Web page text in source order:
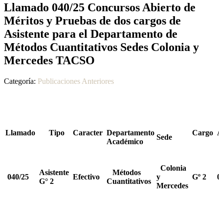
Llamado 040/25 Concursos Abierto de
Méritos y Pruebas de dos cargos de
Asistente para el Departamento de
Métodos Cuantitativos Sedes Colonia y
Mercedes TACSO
Categoría: Publicaciones Anteriores
Llamado Tipo Caracter Departamento
Académico
Sede
Cargo
040/25
Asistente
G° 2
Efectivo
Métodos
Cuantitativos
Colonia
y
Mercedes
Gº 2